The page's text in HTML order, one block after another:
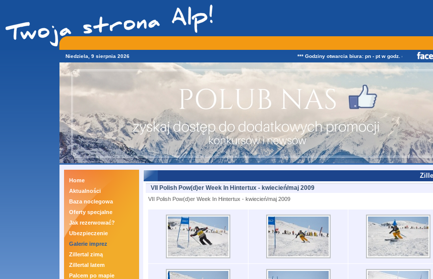
Niedziela, 9 sierpnia 2026 *** Godziny otwarcia biura: pn - pt w godz. od 08:00 do 16:00
Home
Aktualności
Baza noclegowa
Oferty specjalne
Jak rezerwować?
Ubezpieczenie
Galerie imprez
Zillertal zimą
Zillertal latem
Palcem po mapie
VII Polish Pow(d)er Week In Hintertux - kwiecień/maj 2009
VII Polish Pow(d)er Week In Hintertux - kwiecień/maj 2009